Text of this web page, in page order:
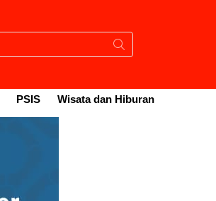
PSIS Wisata dan Hiburan